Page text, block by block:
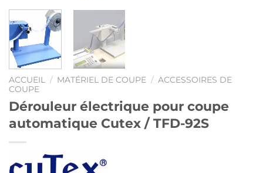
ACCUEIL / MATÉRIEL DE COUPE / ACCESSOIRES DE
COUPE
Dérouleur électrique pour coupe
automatique Cutex / TFD-92S